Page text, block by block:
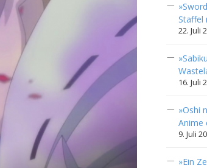
Staffel
22. Juli
16. Juli
»Oshi
Anime
9. Juli
»Ein